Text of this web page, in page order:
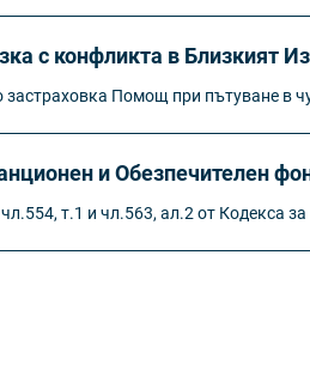
с конфликта в Близкият
застраховка Помощ при пътуване в
и Обезпечителен
т.1 и чл.563, ал.2 от Кодекса